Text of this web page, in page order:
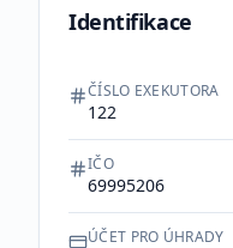
Identifikace
ČÍSLO EXEKUTORA
122
IČO
69995206
ÚČET PRO ÚHRADY